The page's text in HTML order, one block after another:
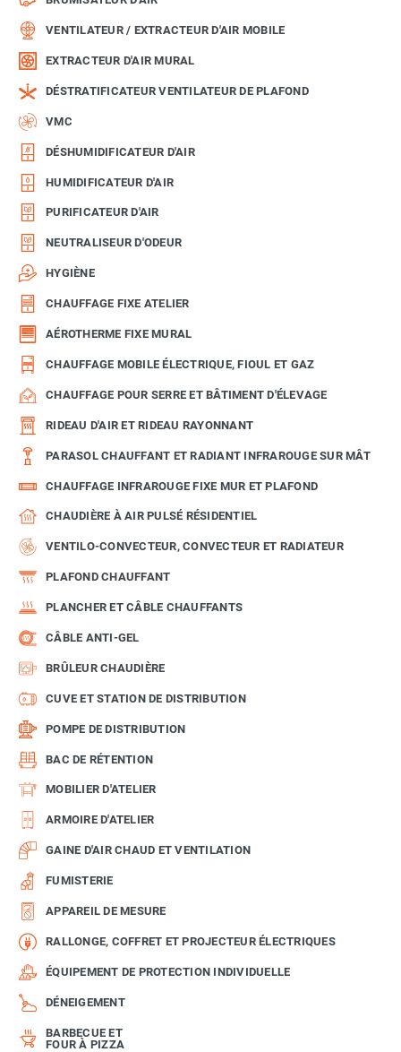
VENTILATEUR / EXTRACTEUR D'AIR MOBILE
EXTRACTEUR D'AIR MURAL
DÉSTRATIFICATEUR VENTILATEUR DE PLAFOND
VMC
DÉSHUMIDIFICATEUR D'AIR
HUMIDIFICATEUR D'AIR
PURIFICATEUR D'AIR
NEUTRALISEUR D'ODEUR
HYGIÈNE
CHAUFFAGE FIXE ATELIER
AÉROTHERME FIXE MURAL
CHAUFFAGE MOBILE ÉLECTRIQUE, FIOUL ET GAZ
CHAUFFAGE POUR SERRE ET BÂTIMENT D'ÉLEVAGE
RIDEAU D'AIR ET RIDEAU RAYONNANT
PARASOL CHAUFFANT ET RADIANT INFRAROUGE SUR MÂT
CHAUFFAGE INFRAROUGE FIXE MUR ET PLAFOND
CHAUDIÈRE À AIR PULSÉ RÉSIDENTIEL
VENTILO-CONVECTEUR, CONVECTEUR ET RADIATEUR
PLAFOND CHAUFFANT
PLANCHER ET CÂBLE CHAUFFANTS
CÂBLE ANTI-GEL
BRÛLEUR CHAUDIÈRE
CUVE ET STATION DE DISTRIBUTION
POMPE DE DISTRIBUTION
BAC DE RÉTENTION
MOBILIER D'ATELIER
ARMOIRE D'ATELIER
GAINE D'AIR CHAUD ET VENTILATION
FUMISTERIE
APPAREIL DE MESURE
RALLONGE, COFFRET ET PROJECTEUR ÉLECTRIQUES
ÉQUIPEMENT DE PROTECTION INDIVIDUELLE
DÉNEIGEMENT
BARBECUE ET
FOUR À PIZZA